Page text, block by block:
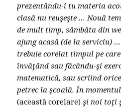
prezentându-i tu materia
clasă nu reuşeşte … Nouă
de mult timp, sâmbăta din
ajung acasă (de la serviciu)
trebuie corelat timpul pe
învăţând sau făcându-şi
matematică, sau scriind
petrec la şcoală. În
(această corelare) şi noi toţi